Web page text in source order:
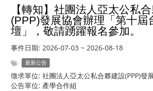
【轉知】社團法人亞太公私
(PPP)發展協會辦理「第十屆
壇」，敬請踴躍報名參加。
事件日期: 2026-07-03 ~ 2026-08-18
最新公告
徵求單位: 社團法人亞太公私合夥建設(PPP)發
公告單位: 產學合作組